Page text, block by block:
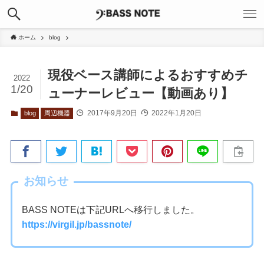
ホーム blog
現役ベース講師によるおすすめチ
ューナーレビュー【動画あり】
2022
1/20
blog 周辺機器 2017年9月20日 2022年1月20日
お知らせ
BASS NOTEは下記URLへ移行しました。
https://virgil.jp/bassnote/